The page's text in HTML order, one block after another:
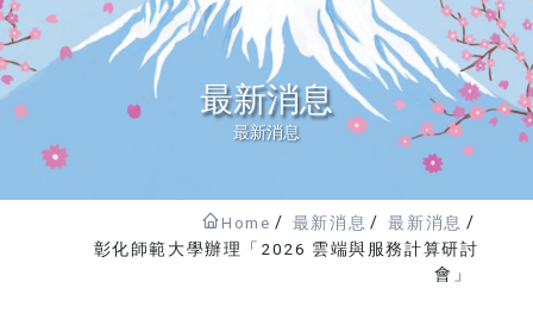
最新消息
最新消息
Home 最新消息
最新消息
彰化師範大學辦理「2026 雲端與服務計算研討
會」